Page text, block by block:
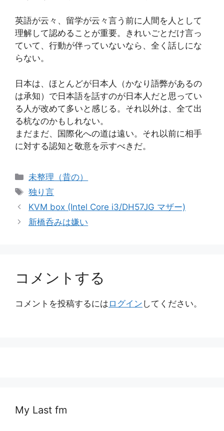
英語が云々、留学が云々言う前に人間を人として
理解して認めることが重要。きれいごとだけ言っ
ていて、行動が伴っていないなら、全く話しにな
らない。
日本は、ほとんどが日本人（かなり語弊があるの
は承知）で日本語を話すのが日本人だと思ってい
る人が改めて多いと感じる。それ以外は、全て出
る杭なのかもしれない。
まだまだ、国際化への道は遠い。それ以前に相手
に対する認知と敬意を示すべきだ。
カ
テ
リ
ー
未整理（昔の）
タ
グ
独り言
KVM box (Intel Core i3/DH57JG マザー)
新橋呑みは嫌い
コメントする
コメントを投稿するには ログイン してください。
My Last fm